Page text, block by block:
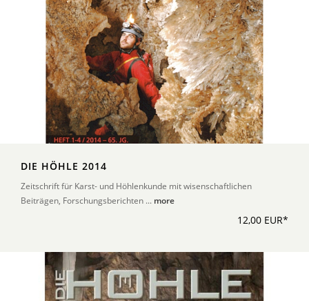
DIE HÖHLE 2014
Zeitschrift für Karst- und Höhlenkunde mit wisenschaftlichen
Beiträgen, Forschungsberichten ... more
12,00 EUR*